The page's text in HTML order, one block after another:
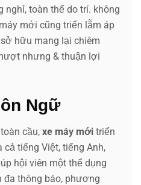
nghỉ, toàn thể do trí. không
mới cũng triển lẵm áp
hữu mang lại chiêm
nhưng & thuận lợi
Ngữ
cầu, xe máy mới triển
cả tiếng Việt, tiếng Anh,
hội viên một thể dụng
đa thông báo, phương